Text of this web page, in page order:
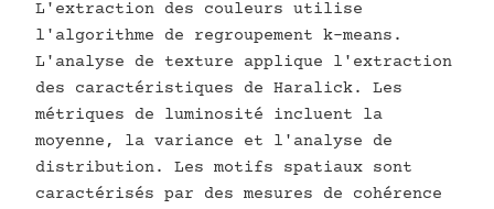
L'extraction des couleurs utilise
l'algorithme de regroupement k-means.
L'analyse de texture applique l'extraction
des caractéristiques de Haralick. Les
métriques de luminosité incluent la
moyenne, la variance et l'analyse de
distribution. Les motifs spatiaux sont
caractérisés par des mesures de cohérence